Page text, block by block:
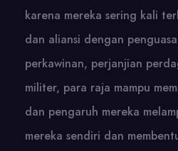
karena mereka sering kali
dan aliansi dengan
perkawinan, perjanjian
militer, para raja mampu
dan pengaruh mereka
mereka sendiri dan